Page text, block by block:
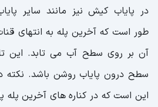
در پایاب کیش نیز مانند سایر
طور است که آخرین پله به انتهای
آن بر روی سطح آب می تابد. این
سطح درون پایاب روشن باشد. نکته
این است که در کناره های آخرین پله